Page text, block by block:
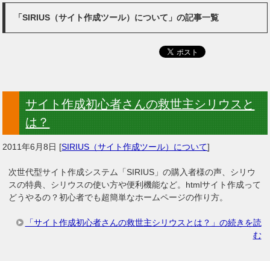
「SIRIUS（サイト作成ツール）について」の記事一覧
サイト作成初心者さんの救世主シリウスと
は？
2011年6月8日 [SIRIUS（サイト作成ツール）について]
次世代型サイト作成システム「SIRIUS」の購入者様の声、シリウ
スの特典、シリウスの使い方や便利機能など。htmlサイト作成って
どうやるの？初心者でも超簡単なホームページの作り方。
「サイト作成初心者さんの救世主シリウスとは？」の続きを読
む